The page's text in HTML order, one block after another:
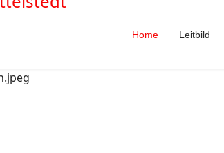
Home Leitbild